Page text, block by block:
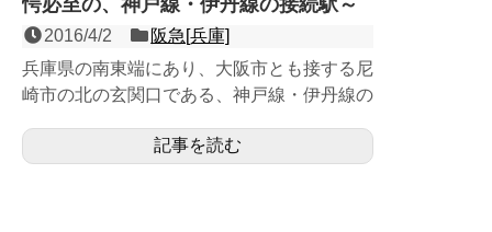
愕必至の、神戸線・伊丹線の接続駅～
2016/4/2
阪急[兵庫]
兵庫県の南東端にあり、大阪市とも接する尼
崎市の北の玄関口である、神戸線・伊丹線の
グルの大胆な三角ホー...
記事を読む